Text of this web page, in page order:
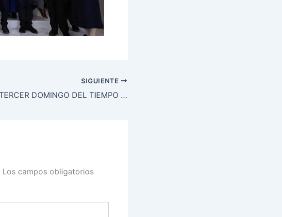
SIGUIENTE
TERCER DOMINGO DEL TIEMPO ORDINARIO DOMINGO DE LA PALABRA
Los campos obligatorios